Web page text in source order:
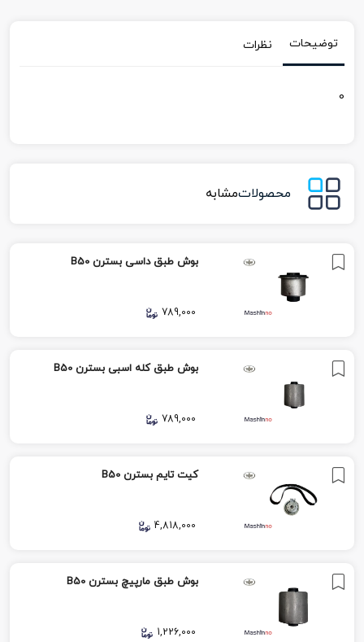
توضیحات نظرات
0
محصولاتمشابه
بوش طبق داسی بسترن B50
789,000
بوش طبق کله اسبی بسترن B50
789,000
کیت تایم بسترن B50
4,818,000
بوش طبق مارپیچ بسترن B50
1,226,000